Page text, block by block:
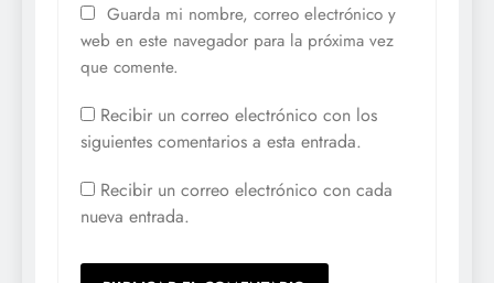
Guarda mi nombre, correo electrónico y
web en este navegador para la próxima vez
que comente.
Recibir un correo electrónico con los
siguientes comentarios a esta entrada.
Recibir un correo electrónico con cada
nueva entrada.